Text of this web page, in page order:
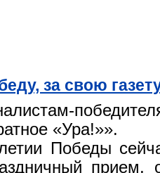
за свою
«Ура!»».
Победы
прием,